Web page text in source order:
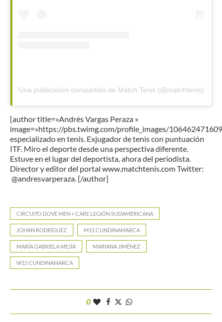
Una publicación compartida de Match Tenis (@matchtenis)
[author title=»Andrés Vargas Peraza »
image=»https://pbs.twimg.com/profile_images/
especializado en tenis. Exjugador de tenis con puntuación
ITF. Miro el deporte desde una perspectiva diferente.
Estuve en el lugar del deportista, ahora del periodista.
Director y editor del portal www.matchtenis.com Twitter:
@andresvarperaza. [/author]
CIRCUITO DOVE MEN + CARE LEGIÓN SUDAMERICANA
JOHAN RODRÍGUEZ M15 CUNDINAMARCA
MARÍA GABRIELA MEJÍA MARIANA JIMÉNEZ
W15 CUNDINAMARCA
0